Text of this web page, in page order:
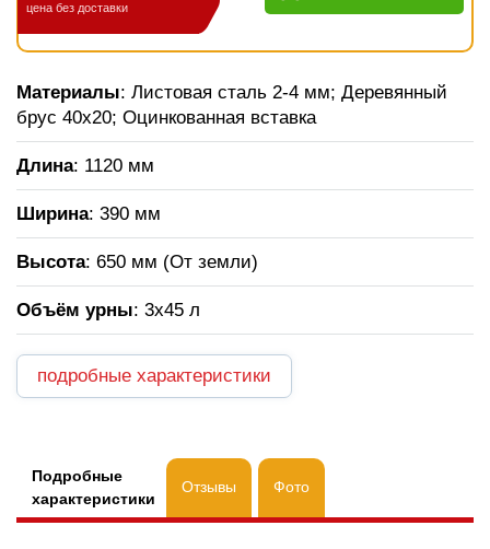
цена без доставки
Материалы: Листовая сталь 2-4 мм; Деревянный
брус 40х20; Оцинкованная вставка
Длина: 1120 мм
Ширина: 390 мм
Высота: 650 мм (От земли)
Объём урны: 3х45 л
подробные характеристики
Подробные
характеристики
Отзывы Фото